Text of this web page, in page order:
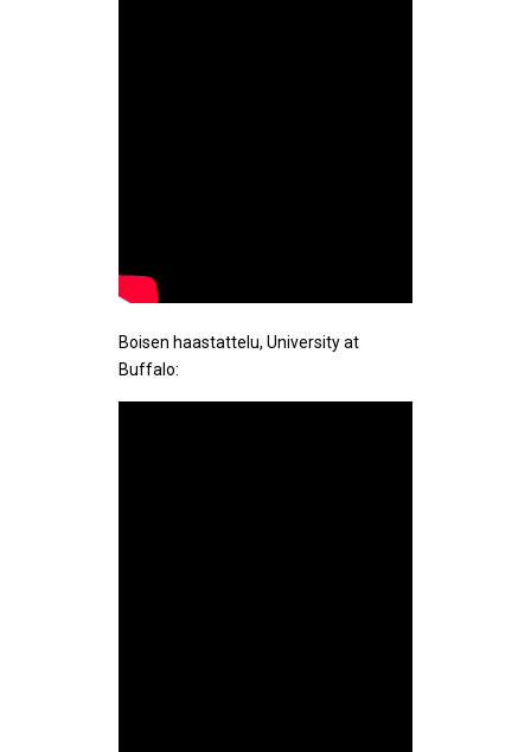
Boisen haastattelu, University at
Buffalo: